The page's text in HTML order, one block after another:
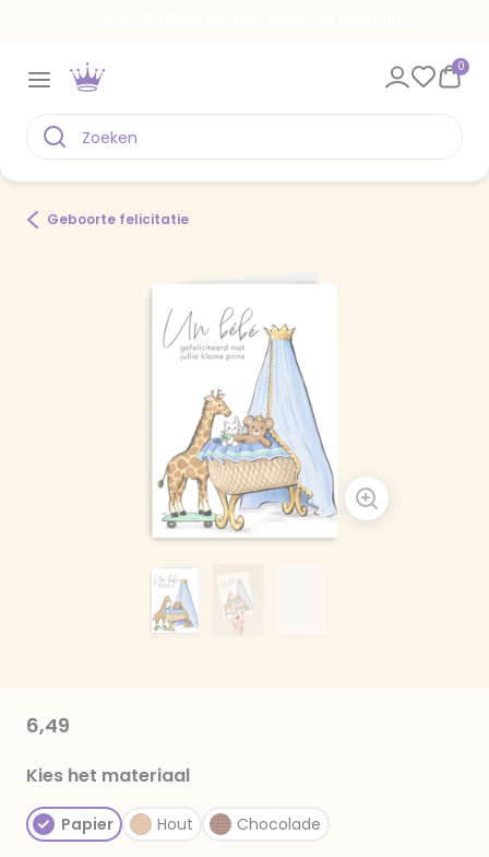
0
Geboorte felicitatie
6,49
Kies het materiaal
Papier Hout Chocolade